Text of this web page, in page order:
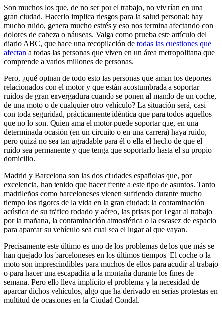
Son muchos los que, de no ser por el trabajo, no vivirían en una
gran ciudad. Hacerlo implica riesgos para la salud personal: hay
mucho ruido, genera mucho estrés y eso nos termina afectando con
dolores de cabeza o náuseas. Valga como prueba este artículo del
diario ABC, que hace una recopilación de todas las cuestiones que
afectan a todas las personas que viven en un área metropolitana que
comprende a varios millones de personas.
Pero, ¿qué opinan de todo esto las personas que aman los deportes
relacionados con el motor y que están acostumbrada a soportar
ruidos de gran envergadura cuando se ponen al mando de un coche,
de una moto o de cualquier otro vehículo? La situación será, casi
con toda seguridad, prácticamente idéntica que para todos aquellos
que no lo son. Quien ama el motor puede soportar que, en una
determinada ocasión (en un circuito o en una carrera) haya ruido,
pero quizá no sea tan agradable para él o ella el hecho de que el
ruido sea permanente y que tenga que soportarlo hasta el su propio
domicilio.
Madrid y Barcelona son las dos ciudades españolas que, por
excelencia, han tenido que hacer frente a este tipo de asuntos. Tanto
madrileños como barceloneses vienen sufriendo durante mucho
tiempo los rigores de la vida en la gran ciudad: la contaminación
acústica de su tráfico rodado y aéreo, las prisas por llegar al trabajo
por la mañana, la contaminación atmosférica o la escasez de espacio
para aparcar su vehículo sea cual sea el lugar al que vayan.
Precisamente este último es uno de los problemas de los que más se
han quejado los barceloneses en los últimos tiempos. El coche o la
moto son imprescindibles para muchos de ellos para acudir al trabajo
o para hacer una escapadita a la montaña durante los fines de
semana. Pero ello lleva implícito el problema y la necesidad de
aparcar dichos vehículos, algo que ha derivado en serias protestas en
multitud de ocasiones en la Ciudad Condal.